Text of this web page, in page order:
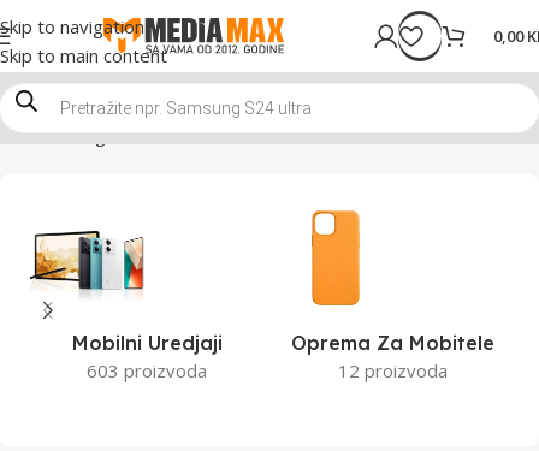
Skip to navigation
Skip to main content
0,00
Početna Trgovina Stranica 4
Mobilni Uredjaji
603 proizvoda
Oprema Za Mobitele
12 proizvoda